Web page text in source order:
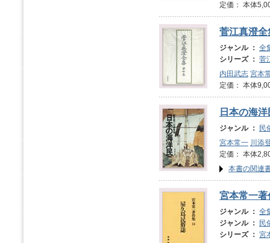
定価： 本体
菅江真澄
ジャンル ： 全
シリーズ ： 菅
内田武志 宮本
定価： 本体
日本の海洋
ジャンル ：
民
宮本常一 川添
定価： 本体
本書の関連
宮本常一
ジャンル ： 全
ジャンル ：
民
シリーズ ： 宮